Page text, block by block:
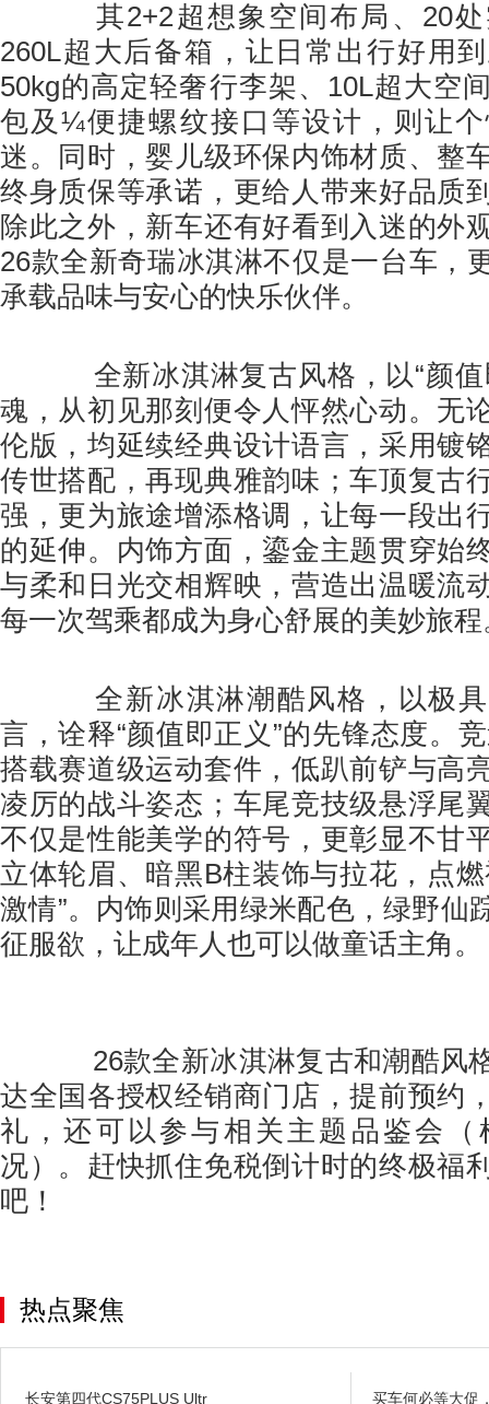
其2+2超想象空间布局、20处
260L超大后备箱，让日常出行好用
50kg的高定轻奢行李架、10L超大空
包及¼便捷螺纹接口等设计，则让
迷。同时，婴儿级环保内饰材质、整
终身质保等承诺，更给人带来好品质
除此之外，新车还有好看到入迷的外
26款全新奇瑞冰淇淋不仅是一台车，
承载品味与安心的快乐伙伴。
全新冰淇淋复古风格，以“颜值
魂，从初见那刻便令人怦然心动。无
伦版，均延续经典设计语言，采用镀
传世搭配，再现典雅韵味；车顶复古
强，更为旅途增添格调，让每一段出
的延伸。内饰方面，鎏金主题贯穿始
与柔和日光交相辉映，营造出温暖流
每一次驾乘都成为身心舒展的美妙旅程
全新冰淇淋潮酷风格，以极具
言，诠释“颜值即正义”的先锋态度。
搭载赛道级运动套件，低趴前铲与高
凌厉的战斗姿态；车尾竞技级悬浮尾
不仅是性能美学的符号，更彰显不甘
立体轮眉、暗黑B柱装饰与拉花，点
激情”。内饰则采用绿米配色，绿野仙
征服欲，让成年人也可以做童话主角。
26款全新冰淇淋复古和潮酷风
达全国各授权经销商门店，提前预约
礼，还可以参与相关主题品鉴会（
况）。赶快抓住免税倒计时的终极福
吧！
热点聚焦
长安第四代CS75PLUS Ultr 买车何必等大促